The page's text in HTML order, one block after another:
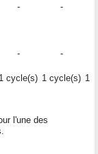
- -
- -
1 cycle(s) 1 cycle(s) 1
l'une des